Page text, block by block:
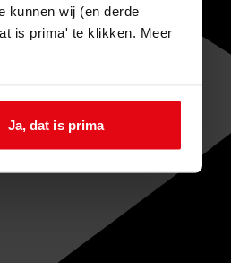
kunnen wij (en derde
is prima' te klikken. Meer
Ja, dat is prima